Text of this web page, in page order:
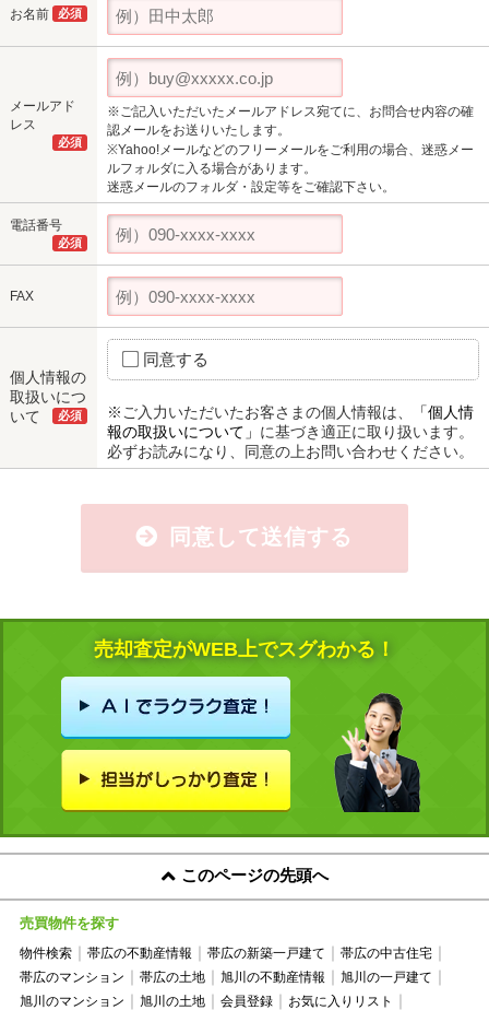
お名前 必須
メールアド
レス
必須
※ご記入いただいたメールアドレス宛てに、お問合せ内容の確
認メールをお送りいたします。
※Yahoo!メールなどのフリーメールをご利用の場合、迷惑メー
ルフォルダに入る場合があります。
迷惑メールのフォルダ・設定等をご確認下さい。
電話番号
必須
FAX
個人情報の
取扱いにつ
いて
必須
同意する
※ご入力いただいたお客さまの個人情報は、
「個人情
報の取扱いについて」 に基づき適正に取り扱います。
必ずお読みになり、同意の上お問い合わせください。
同意して送信する
売却査定がWEB上でスグわかる！
このページの先頭へ
売買物件を探す
物件検索 帯広の不動産情報 帯広の新築一戸建て
帯広の中古住宅
帯広のマンション
帯広の土地 旭川の不動産情報
旭川の一戸建て
旭川のマンション
旭川の土地 会員登録
お気に入りリスト